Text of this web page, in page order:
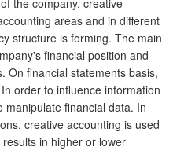
areas and in different
structure is forming. The main
financial position and
On financial statements basis,
order to influence information
manipulate financial data. In
creative accounting is used
in higher or lower